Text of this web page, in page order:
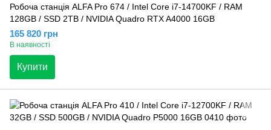
Робоча станція ALFA Pro 674 / Intel Core i7-14700KF / RAM
128GB / SSD 2TB / NVIDIA Quadro RTX A4000 16GB
165 820 грн
В наявності
Купити